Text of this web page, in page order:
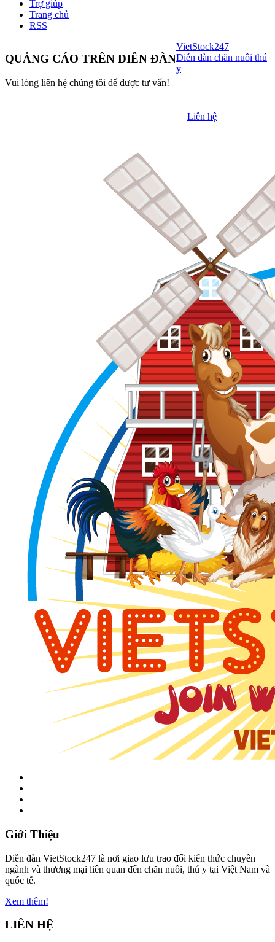
Trợ giúp
Trang chủ
RSS
QUẢNG CÁO TRÊN DIỄN ĐÀN
Vui lòng liên hệ chúng tôi để được tư vấn!
Liên hệ
VietStock247
Diễn đàn chăn nuôi thú
y
Giới Thiệu
Diễn đàn VietStock247 là nơi giao lưu trao đổi kiến thức chuyên
ngành và thương mại liên quan đến chăn nuôi, thú y tại Việt Nam và
quốc tế.
Xem thêm!
LIÊN HỆ